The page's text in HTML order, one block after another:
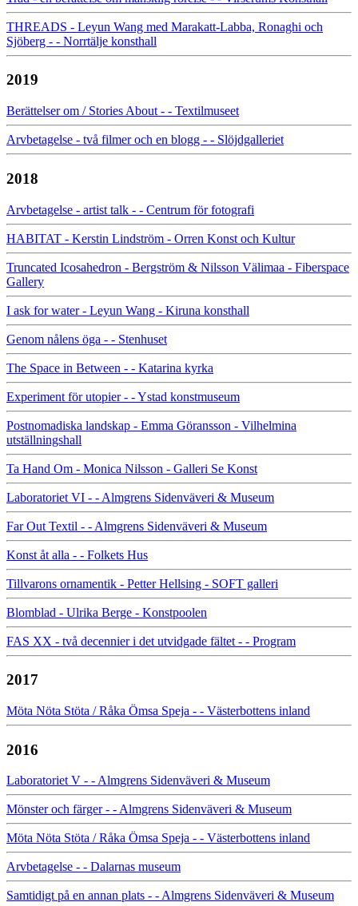
THREADS - Leyun Wang med Marakatt-Labba, Ronaghi och
Sjöberg - - Norrtälje konsthall
2019
Berättelser om / Stories About - - Textilmuseet
Arvbetagelse - två filmer och en blogg - - Slöjdgalleriet
2018
Arvbetagelse - artist talk - - Centrum för fotografi
HABITAT - Kerstin Lindström - Orren Konst och Kultur
Truncated Icosahedron - Bergström & Nilsson Välimaa - Fiberspace
Gallery
I ask for water - Leyun Wang - Kiruna konsthall
Genom nålens öga - - Stenhuset
The Space in Between - - Katarina kyrka
Experiment för utopier - - Ystad konstmuseum
Postnomadiska landskap - Emma Göransson - Vilhelmina
utställningshall
Ta Hand Om - Monica Nilsson - Galleri Se Konst
Laboratoriet VI - - Almgrens Sidenväveri & Museum
Far Out Textil - - Almgrens Sidenväveri & Museum
Konst åt alla - - Folkets Hus
Tillvarons ornamentik - Petter Hellsing - SOFT galleri
Blomblad - Ulrika Berge - Konstpoolen
FAS XX - två decennier i det utvidgade fältet - - Program
2017
Möta Nöta Stöta / Råka Ömsa Speja - - Västerbottens inland
2016
Laboratoriet V - - Almgrens Sidenväveri & Museum
Mönster och färger - - Almgrens Sidenväveri & Museum
Möta Nöta Stöta / Råka Ömsa Speja - - Västerbottens inland
Arvbetagelse - - Dalarnas museum
Samtidigt på en annan plats - - Almgrens Sidenväveri & Museum